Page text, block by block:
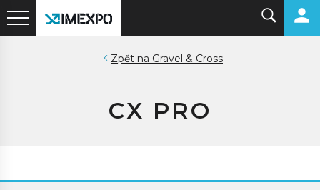
Gravel & Cross
CX PRO